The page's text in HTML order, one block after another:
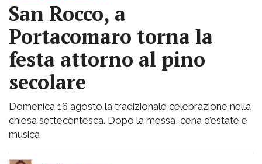
San Rocco, a
Portacomaro torna la
festa attorno al pino
secolare
Domenica 16 agosto la tradizionale celebrazione nella
chiesa settecentesca. Dopo la messa, cena d’estate e
musica